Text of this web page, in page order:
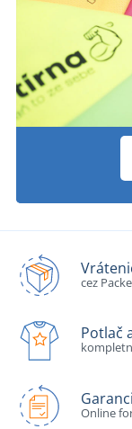
cez
Potlač
Online